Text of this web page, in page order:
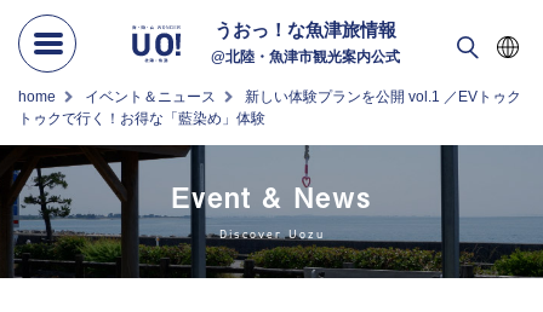
うおっ！な魚津旅情報
@北陸・魚津市観光案内公式
home イベント＆ニュース
新しい体験プランを公開 vol.1 ／EVトゥク
トゥクで行く！お得な「藍染め」体験
Event & News
Discover Uozu